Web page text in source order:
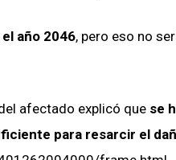
año 2046, pero eso no
afectado explicó que se
para resarcir el